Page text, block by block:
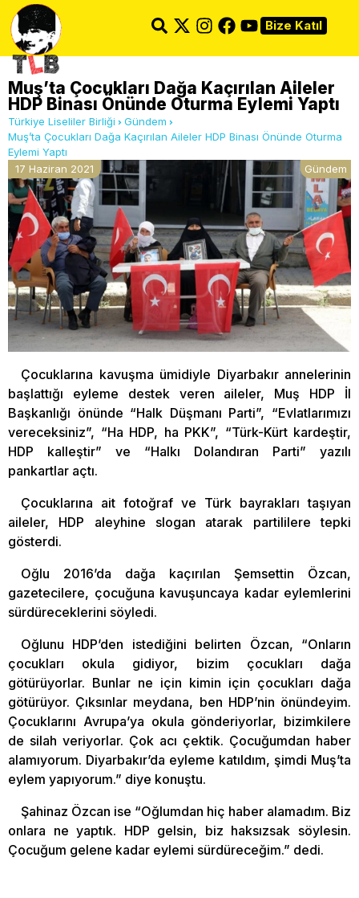
Bize Katıl
Muş’ta Çocukları Dağa Kaçırılan Aileler
HDP Binası Önünde Oturma Eylemi Yaptı
Türkiye Liseliler Birliği
Gündem
Muş’ta Çocukları Dağa Kaçırılan Aileler HDP Binası Önünde Oturma
Eylemi Yaptı
17 Haziran 2021
Gündem
Çocuklarına kavuşma ümidiyle Diyarbakır annelerinin
başlattığı eyleme destek veren aileler, Muş HDP İl
Başkanlığı önünde “Halk Düşmanı Parti”, “Evlatlarımızı
vereceksiniz”, “Ha HDP, ha PKK”, “Türk-Kürt kardeştir,
HDP kalleştir” ve “Halkı Dolandıran Parti” yazılı
pankartlar açtı.
Çocuklarına ait fotoğraf ve Türk bayrakları taşıyan
aileler, HDP aleyhine slogan atarak partililere tepki
gösterdi.
Oğlu 2016’da dağa kaçırılan Şemsettin Özcan,
gazetecilere, çocuğuna kavuşuncaya kadar eylemlerini
sürdüreceklerini söyledi.
Oğlunu HDP’den istediğini belirten Özcan, “Onların
çocukları okula gidiyor, bizim çocukları dağa
götürüyorlar. Bunlar ne için kimin için çocukları dağa
götürüyor. Çıksınlar meydana, ben HDP’nin önündeyim.
Çocuklarını Avrupa’ya okula gönderiyorlar, bizimkilere
de silah veriyorlar. Çok acı çektik. Çocuğumdan haber
alamıyorum. Diyarbakır’da eyleme katıldım, şimdi Muş’ta
eylem yapıyorum.” diye konuştu.
Şahinaz Özcan ise “Oğlumdan hiç haber alamadım. Biz
onlara ne yaptık. HDP gelsin, biz haksızsak söylesin.
Çocuğum gelene kadar eylemi sürdüreceğim.” dedi.